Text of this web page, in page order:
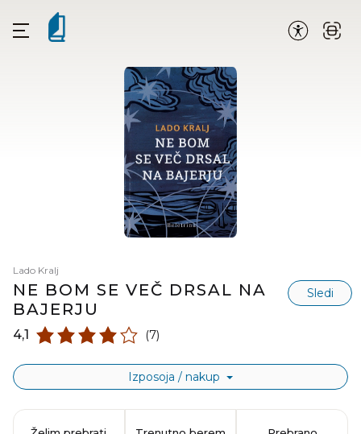
Lado Kralj
NE BOM SE VEČ DRSAL NA
BAJERJU
Sledi
4,1 (7)
Izposoja / nakup